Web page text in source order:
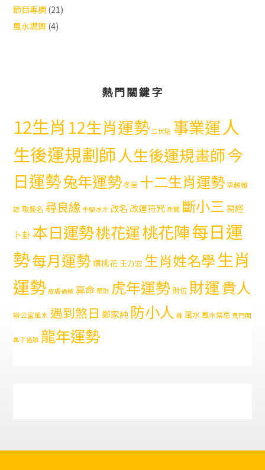
節目專欄 (21)
風水堪輿 (4)
熱門關鍵字
12生肖 12生肖運勢 三伏貼 事業運人
生後運規劃師人生後運規畫師今
日運勢兔年運勢冬至 十二生肖運勢 卓越雜
誌 取藝名 尋良緣 手腳冰冷 改名 改運符咒 新聞 斷小三易經
卜卦本日運勢桃花運桃花陣每日運
勢每月運勢 爛桃花 王力宏 生肖姓名學生肖
運勢 皮膚過敏 算命 聚財 虎年運勢 財位 財運貴人
辦公室風水 遇到煞日 鄭家純 防小人 雞 風水風水禁忌 鬼門開
鼻子過敏 龍年運勢